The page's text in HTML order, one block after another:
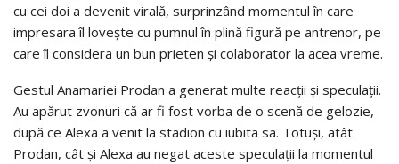
cu cei doi a devenit virală, surprinzând momentul în care
impresara îl lovește cu pumnul în plină figură pe antrenor, pe
care îl considera un bun prieten și colaborator la acea vreme.
Gestul Anamariei Prodan a generat multe reacții și speculații.
Au apărut zvonuri că ar fi fost vorba de o scenă de gelozie,
după ce Alexa a venit la stadion cu iubita sa. Totuși, atât
Prodan, cât și Alexa au negat aceste speculații la momentul